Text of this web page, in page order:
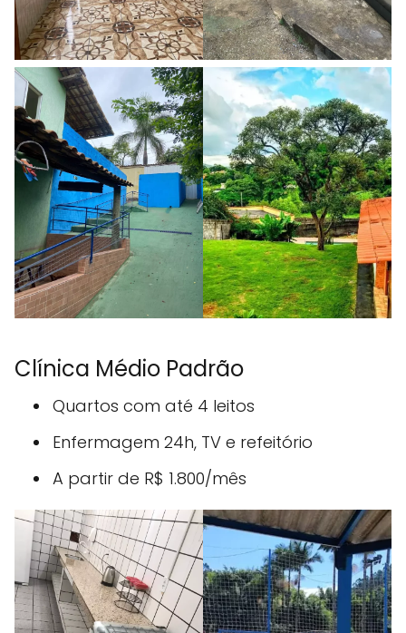
Clínica Médio Padrão
Quartos com até 4 leitos
Enfermagem 24h, TV e refeitório
A partir de R$ 1.800/mês